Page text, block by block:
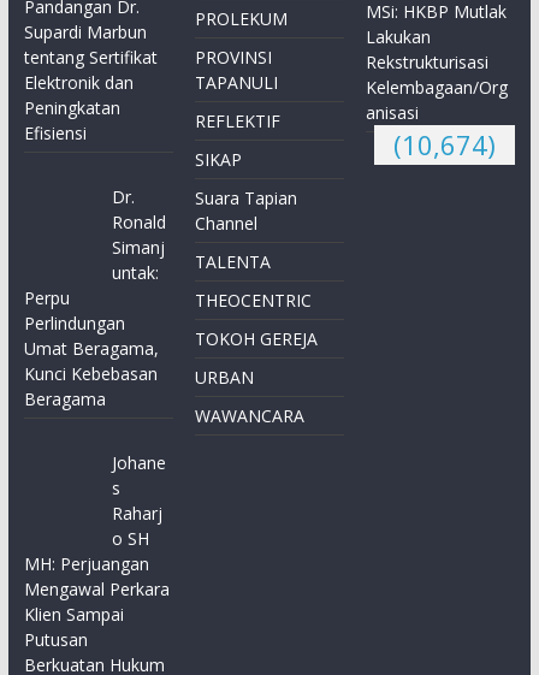
Pandangan Dr.
Supardi Marbun
tentang Sertifikat
Elektronik dan
Peningkatan
Efisiensi
Dr.
Ronald
Simanj
untak:
Perpu
Perlindungan
Umat Beragama,
Kunci Kebebasan
Beragama
Johane
s
Raharj
o SH
MH: Perjuangan
Mengawal Perkara
Klien Sampai
Putusan
Berkuatan Hukum
PROLEKUM
PROVINSI
TAPANULI
REFLEKTIF
SIKAP
Suara Tapian
Channel
TALENTA
THEOCENTRIC
TOKOH GEREJA
URBAN
WAWANCARA
MSi: HKBP Mutlak
Lakukan
Rekstrukturisasi
Kelembagaan/Org
anisasi
(10,674)